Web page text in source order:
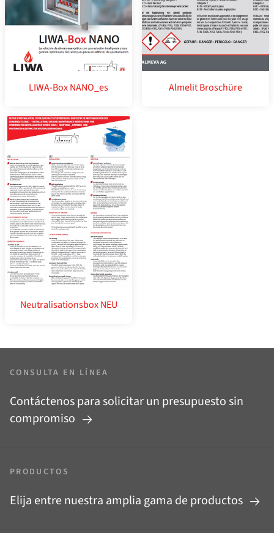
LIWA-Box NANO_​es Almelit Broschüre
Neutralisationsbox NEU
CONSULTA EN LÍNEA
Contáctenos para solicitar un presupuesto sin
compromiso
PRODUCTOS
Elija entre nuestra amplia gama de productos